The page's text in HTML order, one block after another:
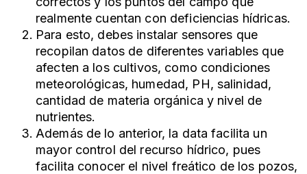
realmente cuentan con deficiencias hídricas.
Para esto, debes instalar sensores que
recopilan datos de diferentes variables que
afecten a los cultivos, como condiciones
meteorológicas, humedad, PH, salinidad,
cantidad de materia orgánica y nivel de
nutrientes.
Además de lo anterior, la data facilita un
mayor control del recurso hídrico, pues
facilita conocer el nivel freático de los pozos,